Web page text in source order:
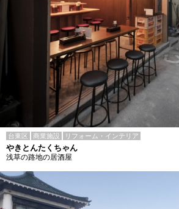
台東区 商業施設 リフォーム・インテリア
やきとんたくちゃん
浅草の路地の居酒屋